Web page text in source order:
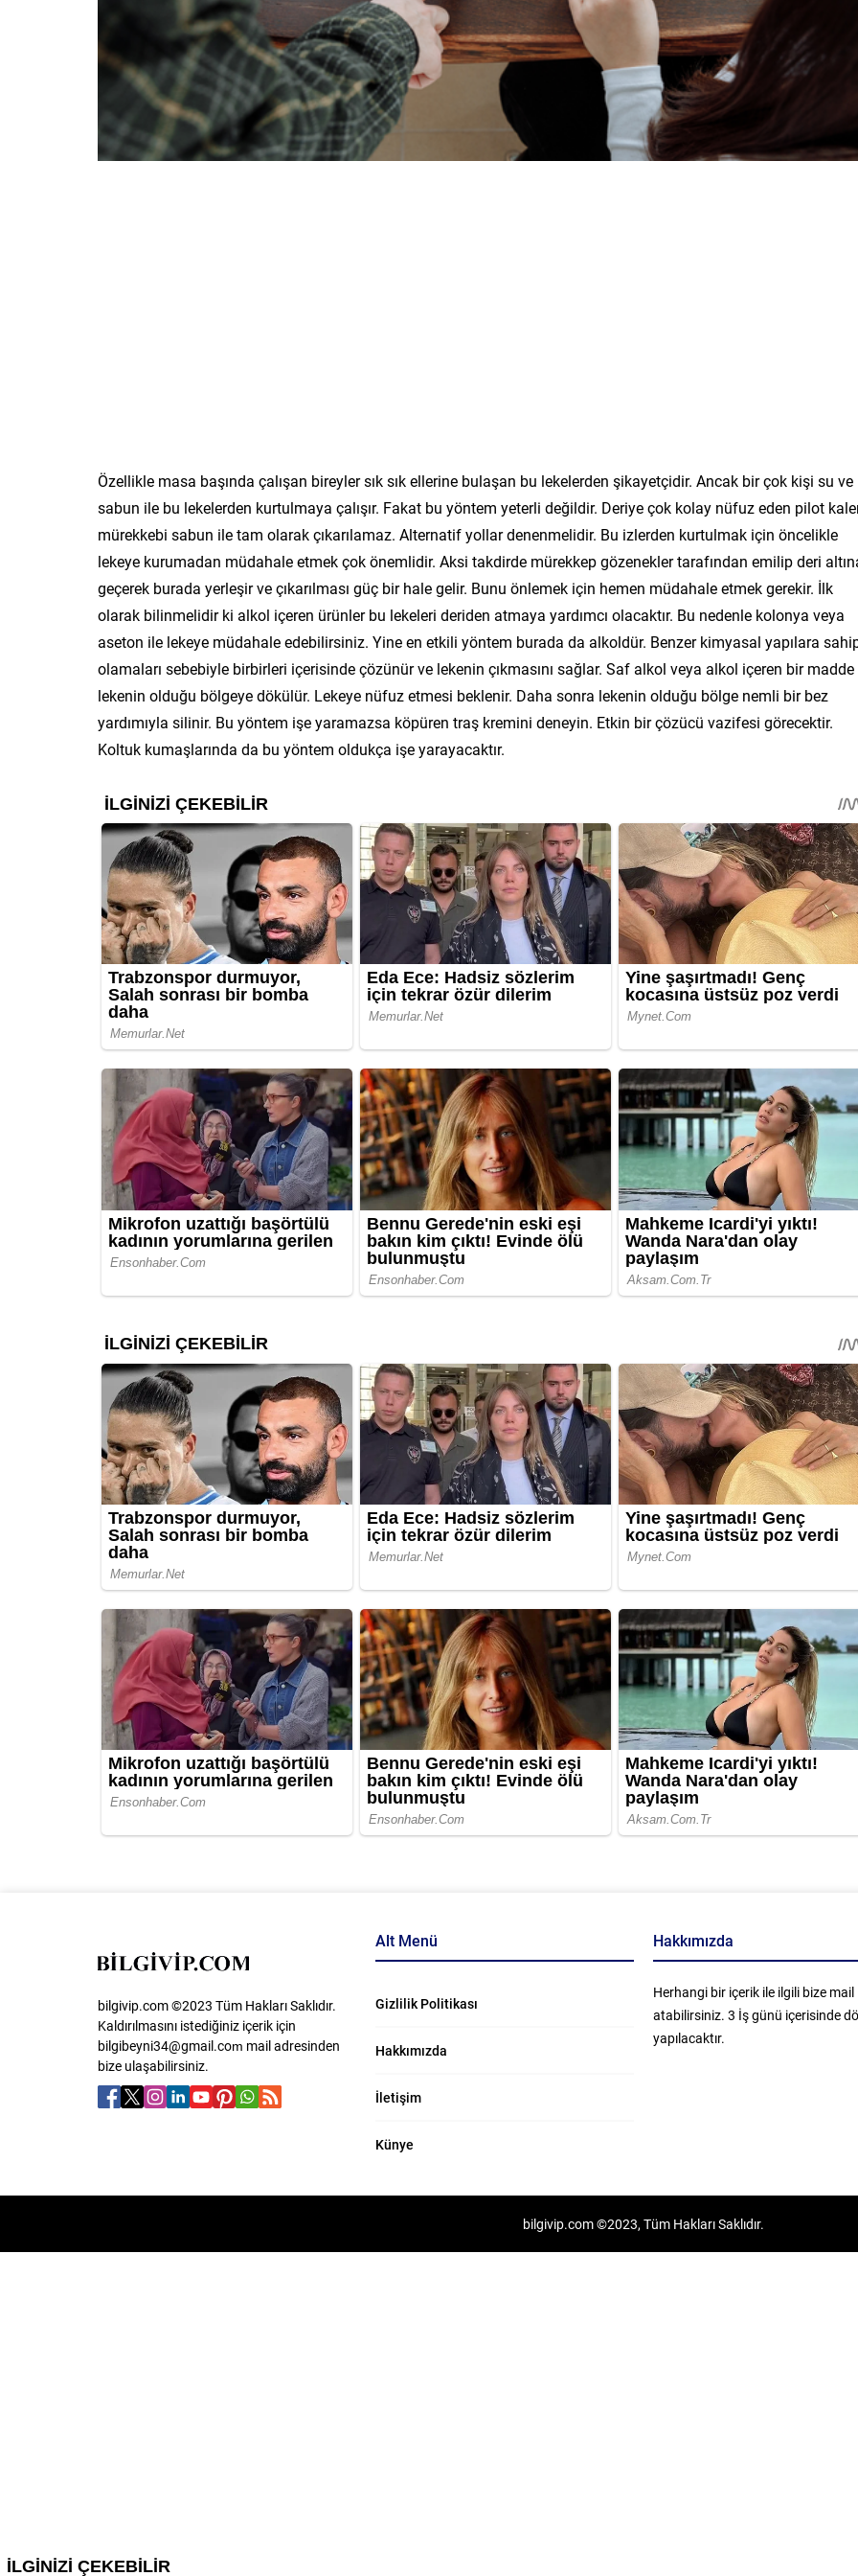
Özellikle masa başında çalışan bireyler sık sık ellerine bulaşan bu lekelerden şikayetçidir. Ancak bir çok kişi su ve
sabun ile bu lekelerden kurtulmaya çalışır. Fakat bu yöntem yeterli değildir. Deriye çok kolay nüfuz eden pilot
mürekkebi sabun ile tam olarak çıkarılamaz. Alternatif yollar denenmelidir. Bu izlerden kurtulmak için öncelikle
lekeye kurumadan müdahale etmek çok önemlidir. Aksi takdirde mürekkep gözenekler tarafından emilip deri
geçerek burada yerleşir ve çıkarılması güç bir hale gelir. Bunu önlemek için hemen müdahale etmek gerekir. İlk
olarak bilinmelidir ki alkol içeren ürünler bu lekeleri deriden atmaya yardımcı olacaktır. Bu nedenle kolonya veya
aseton ile lekeye müdahale edebilirsiniz. Yine en etkili yöntem burada da alkoldür. Benzer kimyasal yapılara
olamaları sebebiyle birbirleri içerisinde çözünür ve lekenin çıkmasını sağlar. Saf alkol veya alkol içeren bir madde
lekenin olduğu bölgeye dökülür. Lekeye nüfuz etmesi beklenir. Daha sonra lekenin olduğu bölge nemli bir bez
yardımıyla silinir. Bu yöntem işe yaramazsa köpüren traş kremini deneyin. Etkin bir çözücü vazifesi görecektir.
Koltuk kumaşlarında da bu yöntem oldukça işe yarayacaktır.
bilgivip.com ©2023 Tüm Hakları Saklıdır.
Kaldırılmasını istediğiniz içerik için
bilgibeyni34@gmail.com ​ mail adresinden
bize ulaşabilirsiniz.
Alt Menü
Gizlilik Politikası
Hakkımızda
İletişim
Künye
Hakkımızda
Herhangi bir içerik ile ilgili bize mail
atabilirsiniz. 3 İş günü içerisinde
yapılacaktır.
bilgivip.com ©2023, Tüm Hakları Saklıdır.